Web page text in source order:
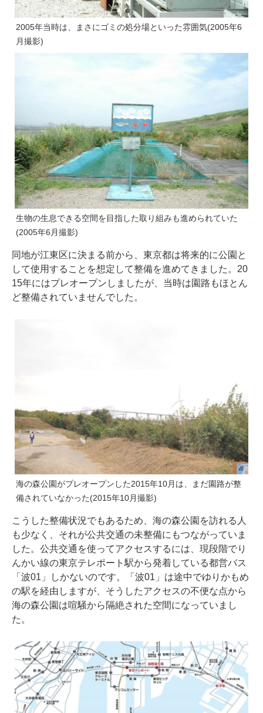
2005年当時は、まさにゴミの処分場といった雰囲気(2005年6
月撮影)
生物の生息できる空間を目指した取り組みも進められていた
(2005年6月撮影)
同地が江東区に決まる前から、東京都は将来的に公園と
して使用することを想定して整備を進めてきました。20
15年にはプレオープンしましたが、当時は園路もほとん
ど整備されていませんでした。
海の森公園がプレオープンした2015年10月は、まだ園路が整
備されていなかった(2015年10月撮影)
こうした整備状況でもあるため、海の森公園を訪れる人
も少なく、それが公共交通の未整備にもつながっていま
した。公共交通を使ってアクセスするには、現段階でり
んかい線の東京テレポート駅から発着している都営バス
「波01」しかないのです。「波01」は途中でゆりかもめ
の駅を経由しますが、そうしたアクセスの不便な点から
海の森公園は喧騒から隔絶された空間になっていまし
た。